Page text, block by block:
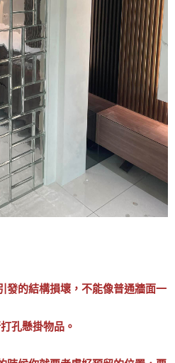
發的結構損壞，不能像普通牆面一
孔懸掛物品。